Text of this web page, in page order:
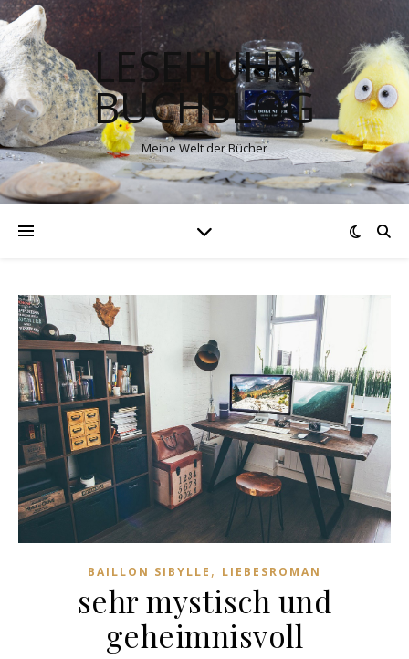
LESEHUHN-
BUCHBLOG
Meine Welt der Bücher
BAILLON SIBYLLE , LIEBESROMAN
sehr mystisch und
geheimnisvoll